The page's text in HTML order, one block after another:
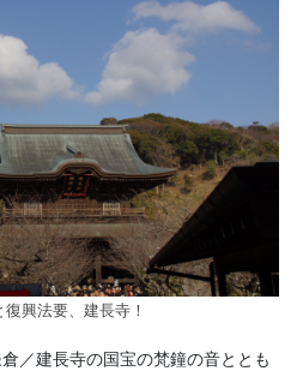
興法要、建長寺！
建長寺の国宝の梵鐘の音ととも